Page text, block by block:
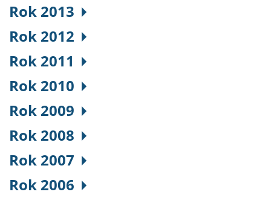
Rok 2013
Rok 2012
Rok 2011
Rok 2010
Rok 2009
Rok 2008
Rok 2007
Rok 2006